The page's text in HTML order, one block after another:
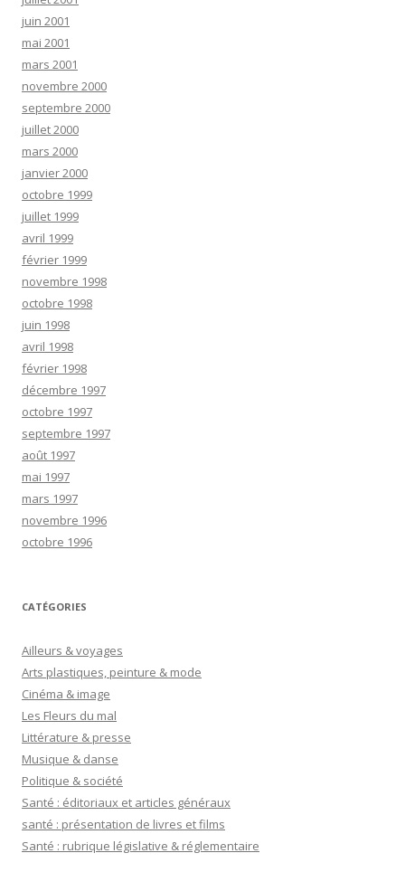
juin 2001
mai 2001
mars 2001
novembre 2000
septembre 2000
juillet 2000
mars 2000
janvier 2000
octobre 1999
juillet 1999
avril 1999
février 1999
novembre 1998
octobre 1998
juin 1998
avril 1998
février 1998
décembre 1997
octobre 1997
septembre 1997
août 1997
mai 1997
mars 1997
novembre 1996
octobre 1996
CATÉGORIES
Ailleurs & voyages
Arts plastiques, peinture & mode
Cinéma & image
Les Fleurs du mal
Littérature & presse
Musique & danse
Politique & société
Santé : éditoriaux et articles généraux
santé : présentation de livres et films
Santé : rubrique législative & réglementaire